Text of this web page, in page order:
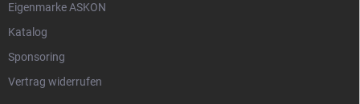
Eigenmarke ASKON
Katalog
Sponsoring
Vertrag widerrufen